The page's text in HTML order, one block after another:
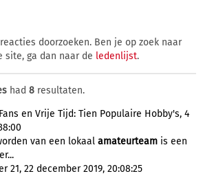
doorzoeken. Ben je op zoek naar
site, ga dan naar de ledenlijst.
had 8 resultaten.
en Vrije Tijd: Tien Populaire Hobby's, 4
van een lokaal amateurteam is een
21, 22 december 2019, 20:08:25